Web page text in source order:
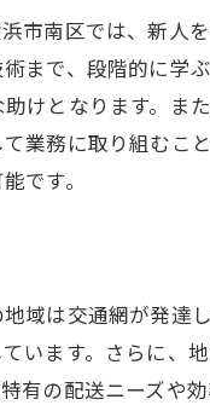
ツ
市南区では、新人
まで、段階的に学
けとなります。ま
業務に取り組むこ
です。
域は交通網が発達
います。さらに、
有の配送ニーズや